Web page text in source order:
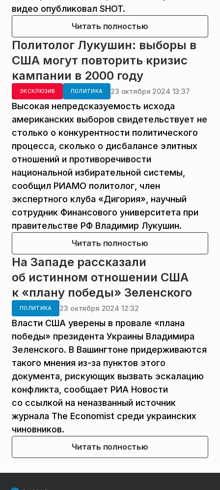
видео опубликовал SHOT.
Читать полностью
Политолог Лукушин: выборы в
США могут повторить кризис
кампании в 2000 году
ЭКСКЛЮЗИВ ПОЛИТИКА 23 октября 2024 13:37
Высокая непредсказуемость исхода
американских выборов свидетельствует не
столько о конкурентности политического
процесса, сколько о дисбалансе элитных
отношений и противоречивости
национальной избирательной системы,
сообщил РИАМО политолог, член
экспертного клуба «Дигория», научный
сотрудник Финансового университета при
правительстве РФ Владимир Лукушин.
Читать полностью
На Западе рассказали
об истинном отношении США
к «плану победы» Зеленского
ПОЛИТИКА 23 октября 2024 12:32
Власти США уверены в провале «плана
победы» президента Украины Владимира
Зеленского. В Вашингтоне придерживаются
такого мнения из-за пунктов этого
документа, рискующих вызвать эскалацию
конфликта, сообщает РИА Новости
со ссылкой на неназванный источник
журнала The Economist среди украинских
чиновников.
Читать полностью